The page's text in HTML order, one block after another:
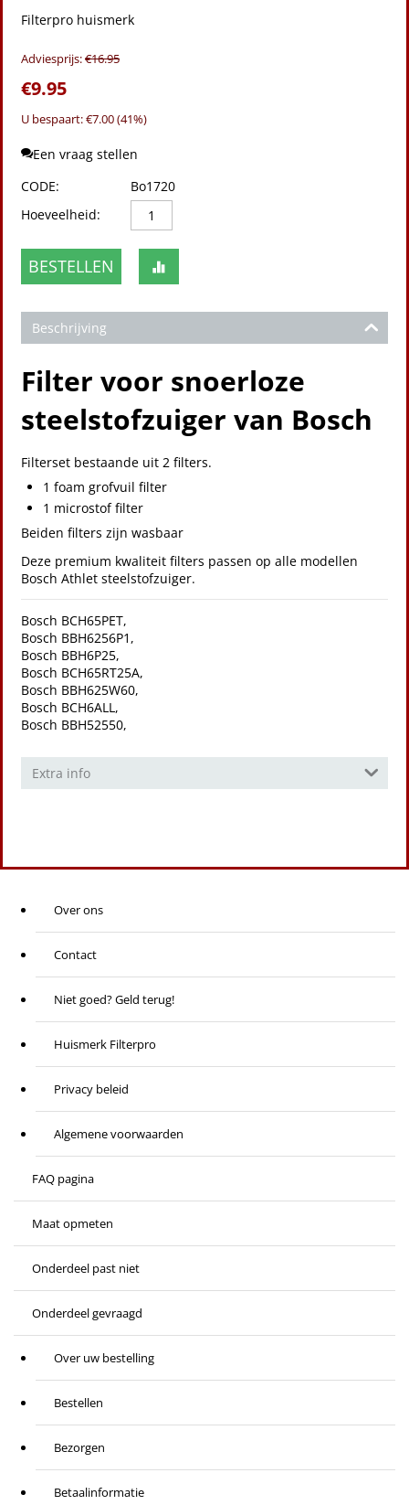
Filterpro huismerk
Adviesprijs:€16.95
€9.95
U bespaart: €7.00(41%)
Een vraag stellen
CODE:
Bo1720
Hoeveelheid:
BESTELLEN
Beschrijving
Filter voor snoerloze
steelstofzuiger van Bosch
Filterset bestaande uit 2 filters.
1 foam grofvuil filter
1 microstof filter
Beiden filters zijn wasbaar
Deze premium kwaliteit filters passen op alle modellen
Bosch Athlet steelstofzuiger.
Bosch BCH65PET,
Bosch BBH6256P1,
Bosch BBH6P25,
Bosch BCH65RT25A,
Bosch BBH625W60,
Bosch BCH6ALL,
Bosch BBH52550,
Extra info
Over ons
Contact
Niet goed? Geld terug!
Huismerk Filterpro
Privacy beleid
Algemene voorwaarden
FAQ pagina
Maat opmeten
Onderdeel past niet
Onderdeel gevraagd
Over uw bestelling
Bestellen
Bezorgen
Betaalinformatie